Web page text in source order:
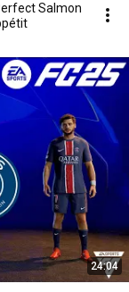
Salmon
24:04